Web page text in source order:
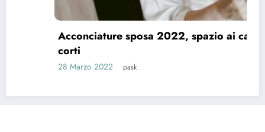
Acconciature sposa 2022, spazio ai capelli
28 Marzo 2022 pask